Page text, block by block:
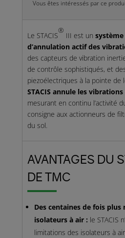
Vous êtes intéressés par ce
Le STACIS
®
III est un système
d’annulation actif des
des capteurs de vibration
de contrôle sophistiqués, et
piezoélectriques à la pointe de
STACIS annule les
mesurant en continu l’activité
consigne aux actionneurs de
du sol.
AVANTAGES DU
DE TMC
Des centaines de fois plus
isolateurs à air : le STACIS
limitations des isolateurs à